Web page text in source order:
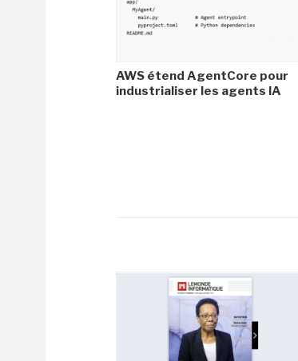
AWS étend AgentCore pour
industrialiser les agents IA